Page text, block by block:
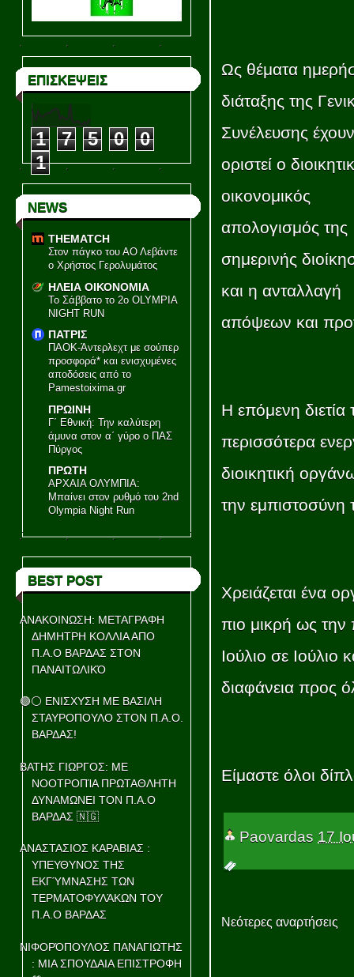
ΕΠΙΣΚΕΨΕΙΣ
1 7 5 0
0
1
NEWS
THEMATCH
Στον πάγκο του ΑΟ Λεβάντε
ο Χρήστος Γερολυμάτος
ΗΛΕΙΑ ΟΙΚΟΝΟΜΙΑ
Το Σάββατο το 2ο OLYMPIA
NIGHT RUN
ΠΑΤΡΙΣ
ΠΑΟΚ-Άντερλεχτ με σούπερ
προσφορά* και ενισχυμένες
αποδόσεις από το
Pamestoixima.gr
ΠΡΩΙΝΗ
Γ΄ Εθνική: Την καλύτερη
άμυνα στον α΄ γύρο ο ΠΑΣ
Πύργος
ΠΡΩΤΗ
ΑΡΧΑΙΑ ΟΛΥΜΠΙΑ:
Μπαίνει στον ρυθμό του 2nd
Olympia Night Run
BEST POST
ΑΝΑΚΟΙΝΩΣΗ: ΜΕΤΑΓΡΑΦΗ
ΔΗΜΗΤΡΗ ΚΟΛΛΙΑ ΑΠΟ
Π.Α.Ο ΒΑΡΔΑΣ ΣΤΟΝ
ΠΑΝΑΙΤΩΛΙΚΌ
🟢⚪ ΕΝΙΣΧΥΣΗ ΜΕ ΒΑΣΙΛΗ
ΣΤΑΥΡΟΠΟΥΛΟ ΣΤΟΝ Π.Α.Ο.
ΒΑΡΔΑΣ!
ΒΑΤΗΣ ΓΙΩΡΓΟΣ: ΜΕ
ΝΟΟΤΡΟΠΊΑ ΠΡΩΤΑΘΛΗΤΗ
ΔΥΝΑΜΩΝΕΙ ΤΟΝ Π.Α.Ο
ΒΑΡΔΑΣ 🇳🇬
ΑΝΑΣΤΑΣΙΟΣ ΚΑΡΑΒΙΑΣ :
ΥΠΕΥΘΥΝΟΣ ΤΗΣ
ΕΚΓΎΜΝΑΣΗΣ ΤΩΝ
ΤΕΡΜΑΤΟΦΥΛΆΚΩΝ ΤΟΥ
Π.Α.Ο ΒΑΡΔΑΣ
ΝΙΦΟΡΌΠΟΥΛΟΣ ΠΑΝΑΓΙΩΤΗΣ
: ΜΙΑ ΣΠΟΥΔΑΙΑ ΕΠΙΣΤΡΟΦΗ
Ως θέματα
διάταξης της
Συνέλευσης έχουν
οριστεί ο
οικονομικός
απολογισμός της
σημερινής
και η ανταλλαγή
απόψεων και
Η επόμενη
περισσότερα
διοικητική
την
Χρειάζεται ένα
πιο μικρή ως
Ιούλιο σε
διαφάνεια προς
Είμαστε όλοι
Paovardas 17
Νεότερες αναρτήσεις